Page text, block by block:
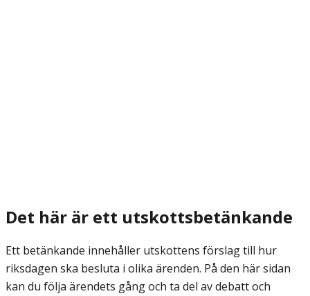
Det här är ett utskottsbetänkande
Ett betänkande innehåller utskottens förslag till hur
riksdagen ska besluta i olika ärenden. På den här sidan
kan du följa ärendets gång och ta del av debatt och